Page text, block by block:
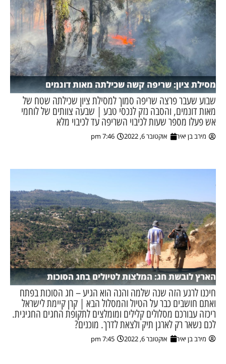
מסילת ציון: שריפה קשה שכילתה מאות דונמים
שבוע שעבר פרצה שריפה סמוך למסילת ציון שכילתה שטח של
מאות דונמים, והסבה נזק לנכסי טבע | שבעה צוותים של לוחמי
אש פעלו מספר שעות לכיבוי השריפה עד לכיבוי מלא
מירב בן יאיר אוקטובר 6, 2022 7:46 pm
הארץ לובשת חג: המלצות לטיולים בחג הסוכות
חיכנו לרגע הזה שנה שלמה והנה הוא הגיע – חג הסוכות בפתח
ואתם חושבים כבר על הטיול והמסלול הבא | קרן קיימת לישראל
ריכזה עבורכם מסלולים קלילים ומומלצים לתקופת החגים החגיגית.
לכם נשאר רק לארגן תיק ולצאת לדרך. מוכנים?
מירב בן יאיר אוקטובר 6, 2022 7:45 pm